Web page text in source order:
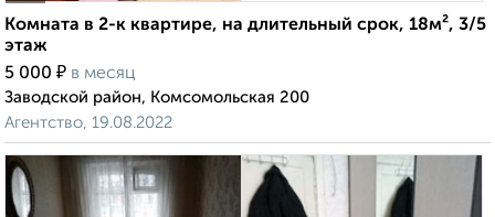
Комната в 2-к квартире, на длительный срок, 18м², 3/5
этаж
5 000 ₽ в месяц
Заводской район, Комсомольская 200
Агентство, 19.08.2022